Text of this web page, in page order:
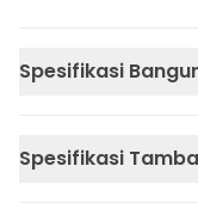
Spesifikasi
Spesifikasi